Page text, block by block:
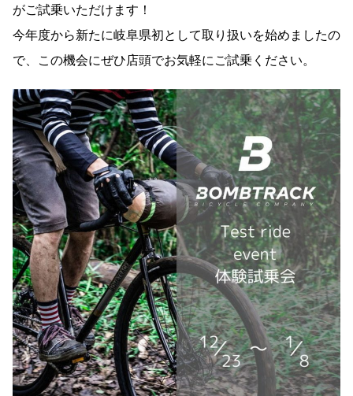
がご試乗いただけます！
今年度から新たに岐阜県初として取り扱いを始めましたの
で、この機会にぜひ店頭でお気軽にご試乗ください。